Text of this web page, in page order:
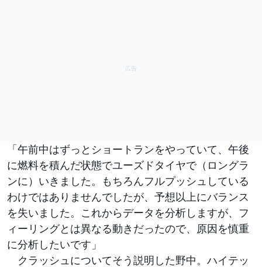
「午前中はずっとショートランをやっていて、午後
に燃料を積んだ状態でユーズドタイヤで（ロングラ
ンに）いきました。もちろんフルプッシュしている
わけではありませんでしたが、予想以上にバランス
を失いました。これからデータを分析しますが、フ
ィーリングとは異なる動きだったので、原因を慎重
に分析したいです」
クラッシュについてそう説明した野中。ハイテッ